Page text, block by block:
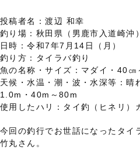
投稿者名：渡辺 和幸
釣り場：秋田県（男鹿市入道崎沖）
日時：令和7年7月14日（月）
釣り方：タイラバ釣り
魚の名称・サイズ：マダイ・40㎝
天候・水温・潮・波・水深等：晴
1.0m・40m～80m
使用したハリ：タイ釣（ヒネリ）
今回の釣行でお世話になったタイ
竹丸さん。